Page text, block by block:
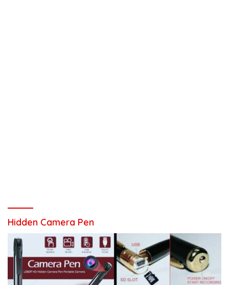
Hidden Camera Pen